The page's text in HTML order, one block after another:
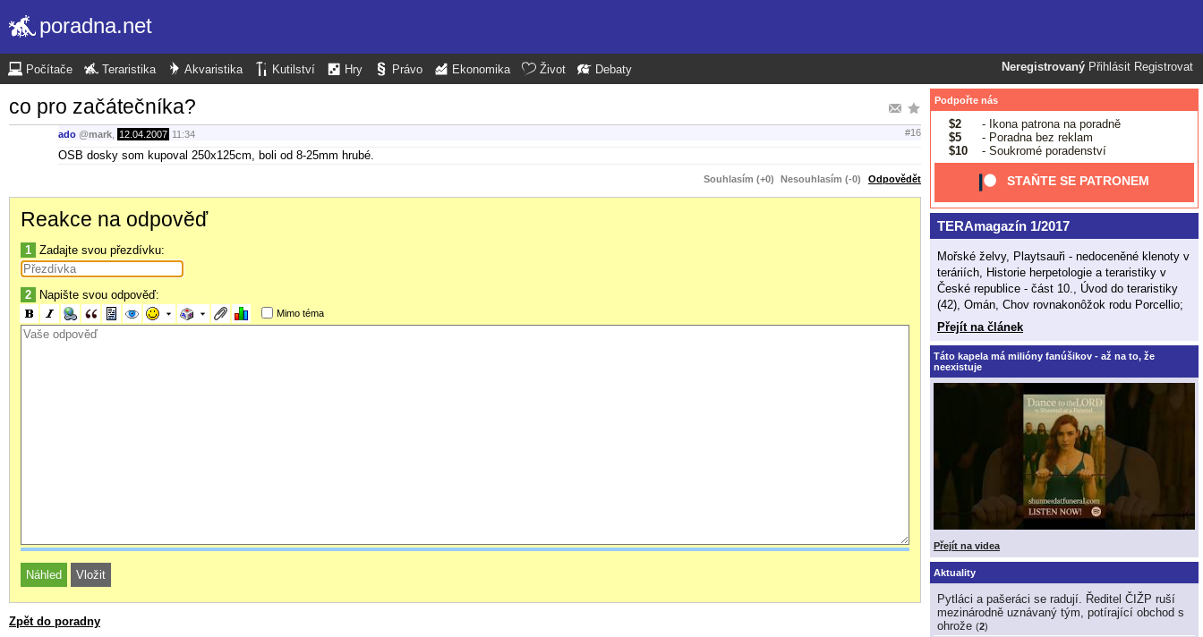
poradna.net
Neregistrovaný Přihlásit Registrovat
Počítače Teraristika Akvaristika Kutilství Hry Právo Ekonomika Život Debaty
co pro začátečníka?
ado @mark 12.04.2007 11:34 #16
OSB dosky som kupoval 250x125cm, boli od 8-25mm hrubé.
Souhlasím (+0) Nesouhlasím (-0) Odpovědět
Reakce na odpověď
1 Zadajte svou přezdívku:
2 Napište svou odpověď:
Mimo téma
Zpět do poradny
Podpořte nás
$2
- Ikona patrona na poradně
$5
- Poradna bez reklam
$10
- Soukromé poradenství
STAŇTE SE PATRONEM
TERAmagazín 1/2017
Mořské želvy, Playtsauři - nedoceněné klenoty v
teráriích, Historie herpetologie a teraristiky v
České republice - část 10., Úvod do teraristiky
(42), Omán, Chov rovnakonôžok rodu Porcellio;
Přejít na článek
Táto kapela má milióny fanúšikov - až na to, že
neexistuje
Přejít na videa
Aktuality
Pytláci a pašeráci se radují. Ředitel ČIŽP ruší
mezinárodně uznávaný tým, potírající obchod s
ohrože (2)